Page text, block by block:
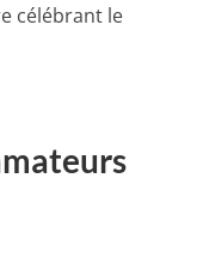
célébrant le